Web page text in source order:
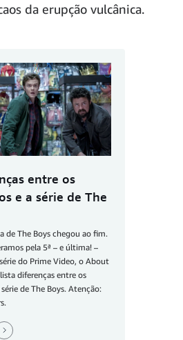
da erupção vulcânica.
entre os
e a série de The
de The Boys chegou ao fim.
pela 5ª – e última! –
do Prime Video, o About
diferenças entre os
de The Boys. Atenção: